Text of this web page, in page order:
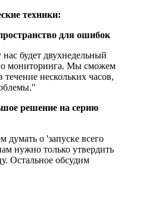
техники:
для ошибок
будет двухнедельный
мониторинга. Мы сможем
течение нескольких часов,
решение на серию
думать о 'запуске всего
нужно только утвердить
Остальное обсудим